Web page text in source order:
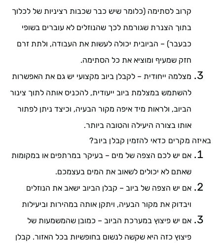
קרוב לסתימה (כלומר שיש כבר שכבות רציניות של לכלוך
בתוך הצנרת שגורמת לכך שהנוזלים לא עוברים בשופי
כבעבר) – הביובית יכולה לעשות את העבודה, ולתת זרם
חזק שמעיף ומוציא את כל הסתימה.
מצלמה ייחודית – לקבלן ביוב מקצועי יש גם את האפשרות
להשתמש במצלמת ביוב ייעודית, להכניס אותה לתוך צינור
הביוב, ולראות מיד איפה מקור הבעיה, וכיצד ניתן לפתור
אותו בצורה היעילה והטובה ביותר.
באיזה מקרים כדאי להזמין קבלן ביוב?
אם יש לכם הצפה של מים – בעיקר במרתפים או במקומות
שאתם לא יכולים לשאוב את המים בעצמכם.
אם יש הצפה של ביוב – קבלן הביוב ישאב את הנוזלים
ויבדוק את מקור הבעיה, ויתקן אותה במהירות וביעילות
אם יש פיצוץ במערכת הביוב – כמובן שהמשמעות של
פיצוץ כזה היא שקשה לנשום בחופשיות בכל האזור. קבלן